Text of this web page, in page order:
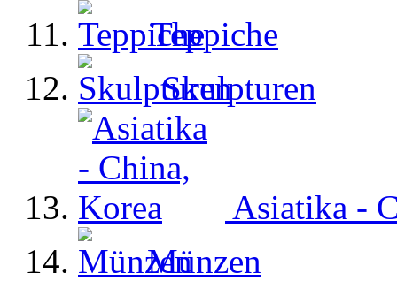
Teppiche
Skulpturen
Asiatika -
Münzen